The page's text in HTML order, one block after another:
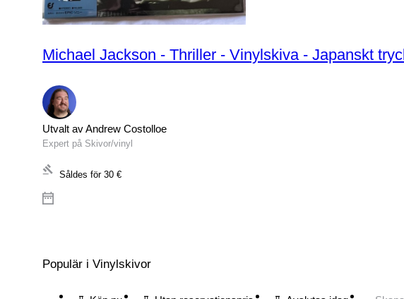
Michael Jackson - Thriller - Vinylskiva - Japanskt
Utvalt av Andrew Costolloe
Expert på Skivor/vinyl
Såldes för 30 €
Populär i Vinylskivor